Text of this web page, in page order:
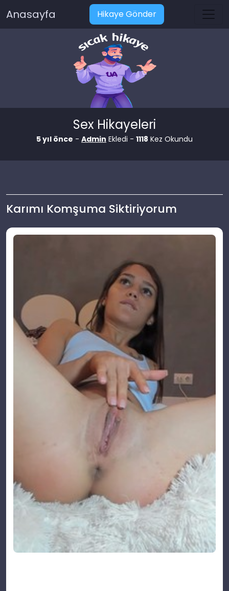
Anasayfa Hikaye Gönder
Sex Hikayeleri
5 yıl önce - Admin Ekledi - 1118 Kez Okundu
Karımı Komşuma Siktiriyorum